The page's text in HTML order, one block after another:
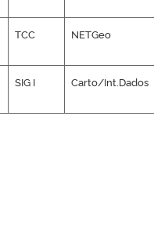
TCC NETGeo
SIG I Carto/Int.Dados